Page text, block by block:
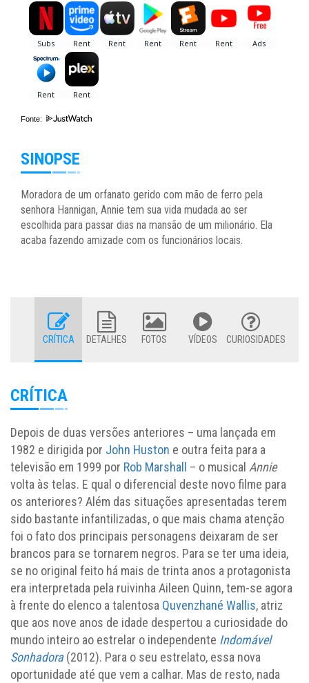
Fonte:
SINOPSE
Moradora de um orfanato gerido com mão de ferro pela
senhora Hannigan, Annie tem sua vida mudada ao ser
escolhida para passar dias na mansão de um milionário. Ela
acaba fazendo amizade com os funcionários locais.
CRÍTICA DETALHES FOTOS VÍDEOS CURIOSIDADES
CRÍTICA
Depois de duas versões anteriores – uma lançada em
1982 e dirigida por John Huston e outra feita para a
televisão em 1999 por Rob Marshall – o musical Annie
volta às telas. E qual o diferencial deste novo filme para
os anteriores? Além das situações apresentadas terem
sido bastante infantilizadas, o que mais chama atenção
foi o fato dos principais personagens deixaram de ser
brancos para se tornarem negros. Para se ter uma ideia,
se no original feito há mais de trinta anos a protagonista
era interpretada pela ruivinha Aileen Quinn, tem-se agora
à frente do elenco a talentosa Quvenzhané Wallis, atriz
que aos nove anos de idade despertou a curiosidade do
mundo inteiro ao estrelar o independente Indomável
Sonhadora(2012). Para o seu estrelato, essa nova
oportunidade até que vem a calhar. Mas de resto, nada